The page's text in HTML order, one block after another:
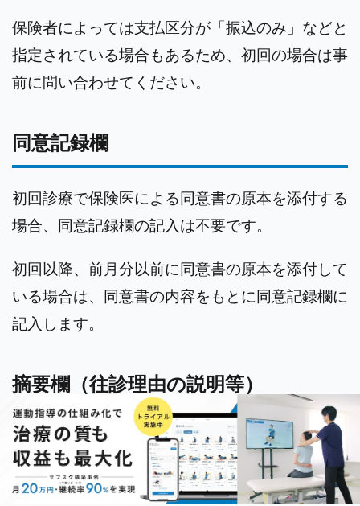
保険者によっては支払区分が「振込のみ」などと
指定されている場合もあるため、初回の場合は事
前に問い合わせてください。
同意記録欄
初回診療で保険医による同意書の原本を添付する
場合、同意記録欄の記入は不要です。
初回以降、前月分以前に同意書の原本を添付して
いる場合は、同意書の内容をもとに同意記録欄に
記入します。
摘要欄（往診理由の説明等）
他の欄に書ききれなかった追加事項
がある場合、
摘要欄に追記します。追記の例としては「施術者
が複数いる場合」「16km超の往診があった場